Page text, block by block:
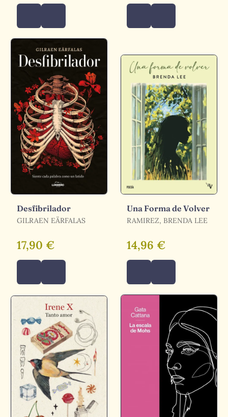
Desfibrilador
GILRAEN EÄRFALAS
17,90 €
Una Forma de Volver
RAMIREZ, BRENDA LEE
14,96 €